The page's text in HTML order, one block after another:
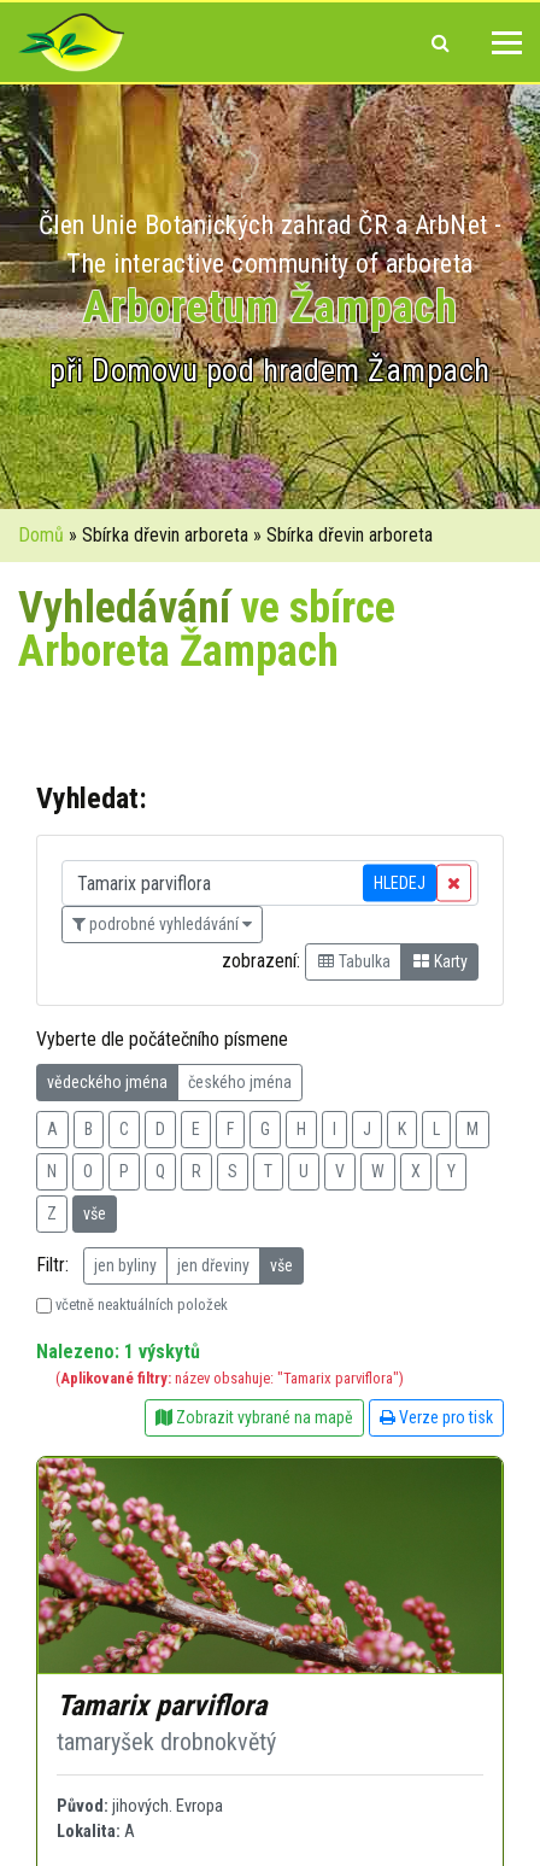
Člen Unie Botanických zahrad ČR a ArbNet -
The interactive community of arboreta
Arboretum Žampach
při Domovu pod hradem Žampach
Domů » Sbírka dřevin arboreta » Sbírka dřevin arboreta
Vyhledáváníve sbírce
Arboreta Žampach
Vyhledat:
HLEDEJ
podrobné vyhledávání
zobrazení: Tabulka Karty
Vyberte dle počátečního písmene
vědeckého jména českého jména
A B C D E F G H J K M
N O P Q R S T U V W X Y
Z vše
Filtr: jen byliny jen dřeviny vše
včetně neaktuálních položek
Nalezeno: 1 výskytů
(Aplikované filtry: název obsahuje: "Tamarix parviflora")
Zobrazit vybrané na mapě Verze pro tisk
Tamarix parviflora
tamaryšek drobnokvětý
Původ: jihových. Evropa
Lokalita: A